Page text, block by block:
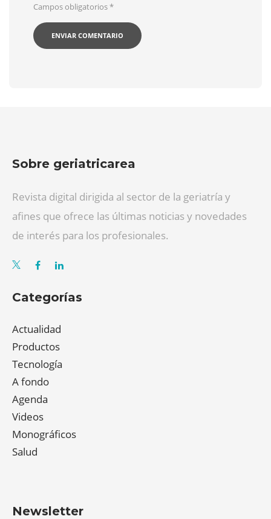
Campos obligatorios*
Sobre geriatricarea
Revista digital dirigida al sector de la geriatría y
afines que ofrece las últimas noticias y novedades
de interés para los profesionales.
Categorías
Actualidad
Productos
Tecnología
A fondo
Agenda
Videos
Monográficos
Salud
Newsletter